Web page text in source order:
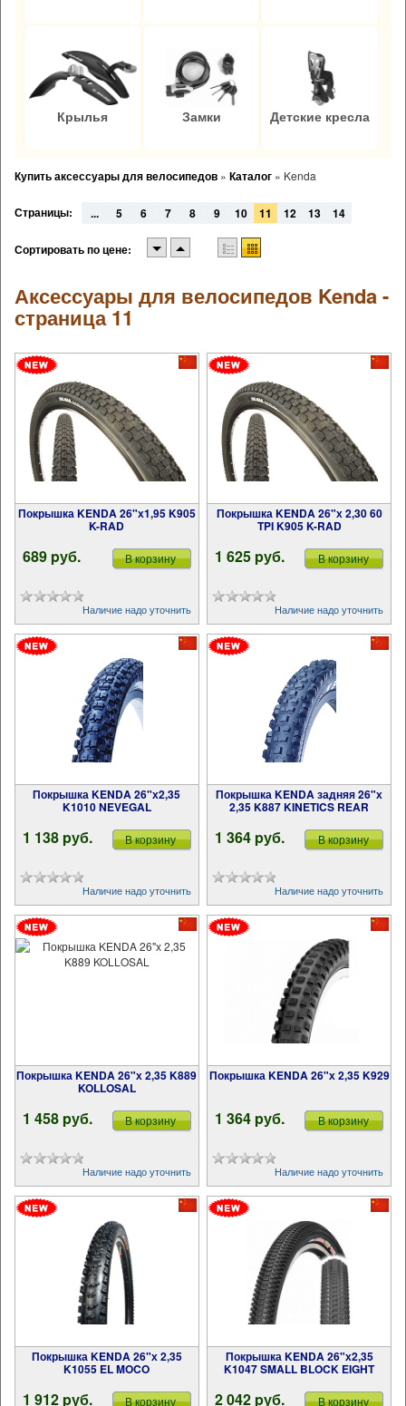
Крылья Замки Детские кресла
Купить аксессуары для велосипедов » Каталог » Kenda
Страницы: ... 5 6 7 8 9 10 11 12 13 14
Сортировать по цене:
Аксессуары для велосипедов Kenda -
страница 11
Покрышка KENDA 26"х1,95 K905
K-RAD
689 pуб. В корзину
Наличие надо уточнить
Покрышка KENDA 26"х 2,30 60
TPI K905 K-RAD
1 625 pуб. В корзину
Наличие надо уточнить
Покрышка KENDA 26"х2,35
K1010 NEVEGAL
1 138 pуб. В корзину
Наличие надо уточнить
Покрышка KENDA задняя 26"х
2,35 K887 KINETICS REAR
1 364 pуб. В корзину
Наличие надо уточнить
Покрышка KENDA 26"х 2,35 K889
KOLLOSAL
1 458 pуб. В корзину
Наличие надо уточнить
Покрышка KENDA 26"х 2,35 K929
1 364 pуб. В корзину
Наличие надо уточнить
Покрышка KENDA 26"х 2,35
K1055 EL MOCO
1 912 pуб. В корзину
Покрышка KENDA 26"х2,35
K1047 SMALL BLOCK EIGHT
2 042 pуб. В корзину